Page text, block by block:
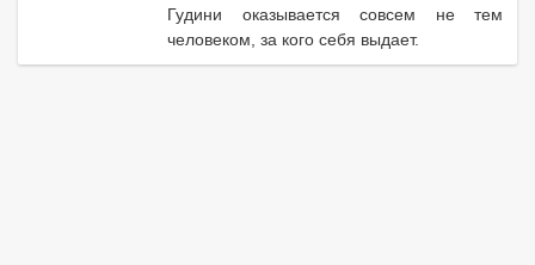
Гудини оказывается совсем не тем
человеком, за кого себя выдает.